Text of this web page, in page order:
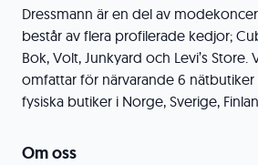
Dressmann är en del av
består av flera profilerade kedjor;
Bok, Volt, Junkyard och Levi’s Store.
omfattar för närvarande 6 nätbutiker
fysiska butiker i Norge, Sverige,
Om oss